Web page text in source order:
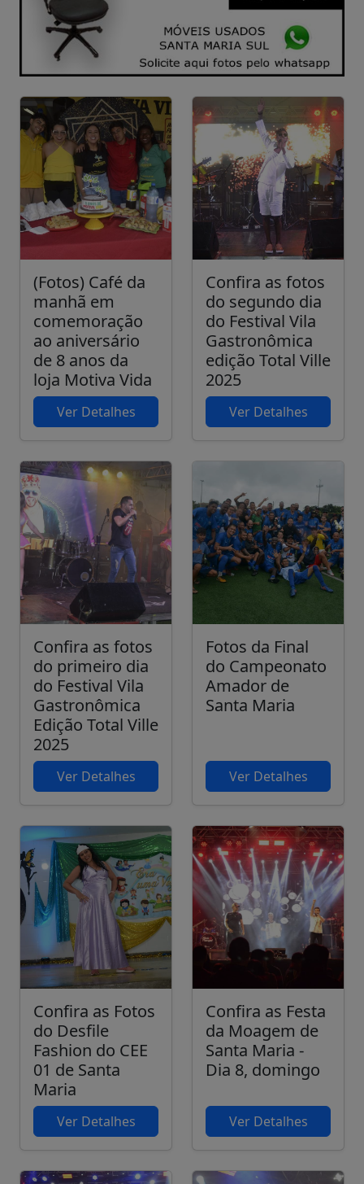
(Fotos) Café da
manhã em
comemoração
ao aniversário
de 8 anos da
loja Motiva Vida
Ver Detalhes
Confira as fotos
do segundo dia
do Festival Vila
Gastronômica
edição Total Ville
2025
Ver Detalhes
Confira as fotos
do primeiro dia
do Festival Vila
Gastronômica
Edição Total Ville
2025
Ver Detalhes
Fotos da Final
do Campeonato
Amador de
Santa Maria
Ver Detalhes
Confira as Fotos
do Desfile
Fashion do CEE
01 de Santa
Maria
Ver Detalhes
Confira as Festa
da Moagem de
Santa Maria -
Dia 8, domingo
Ver Detalhes